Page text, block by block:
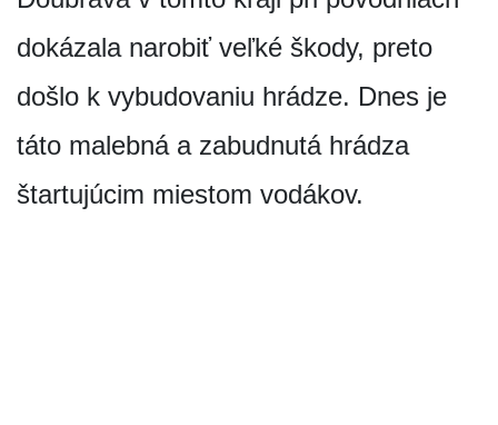
dokázala narobiť veľké škody, preto
došlo k vybudovaniu hrádze. Dnes je
táto malebná a zabudnutá hrádza
štartujúcim miestom vodákov.